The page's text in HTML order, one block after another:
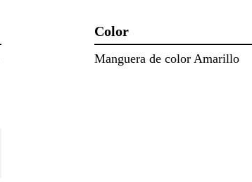
Color
Manguera de color Amarillo